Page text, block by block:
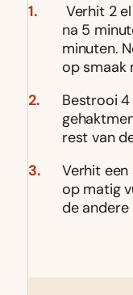
Verhit 2
na 5
minuten.
op smaak
Bestrooi
rest van
Verhit een
op matig
de